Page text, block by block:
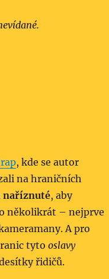
, kde se autor
na hraničních
naříznuté, aby
několikrát – nejprve
A pro
tyto oslavy
řidičů.